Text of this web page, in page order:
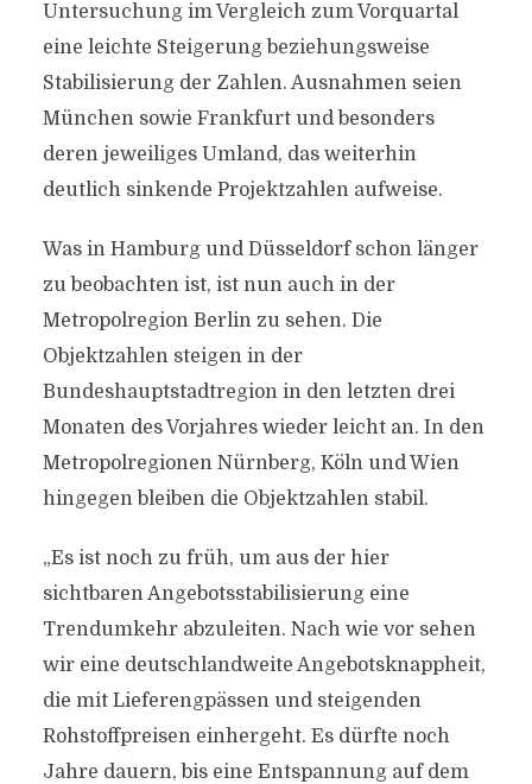
Untersuchung im Vergleich zum Vorquartal
eine leichte Steigerung beziehungsweise
Stabilisierung der Zahlen. Ausnahmen seien
München sowie Frankfurt und besonders
deren jeweiliges Umland, das weiterhin
deutlich sinkende Projektzahlen aufweise.
Was in Hamburg und Düsseldorf schon länger
zu beobachten ist, ist nun auch in der
Metropolregion Berlin zu sehen. Die
Objektzahlen steigen in der
Bundeshauptstadtregion in den letzten drei
Monaten des Vorjahres wieder leicht an. In den
Metropolregionen Nürnberg, Köln und Wien
hingegen bleiben die Objektzahlen stabil.
„Es ist noch zu früh, um aus der hier
sichtbaren Angebotsstabilisierung eine
Trendumkehr abzuleiten. Nach wie vor sehen
wir eine deutschlandweite Angebotsknappheit,
die mit Lieferengpässen und steigenden
Rohstoffpreisen einhergeht. Es dürfte noch
Jahre dauern, bis eine Entspannung auf dem